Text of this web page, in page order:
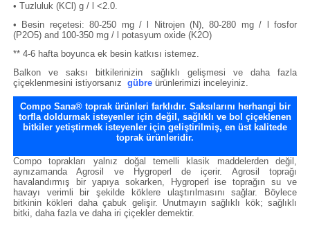
• Tuzluluk (KCl) g / l <2.0.
• Besin reçetesi: 80-250 mg / l Nitrojen (N), 80-280 mg / l fosfor
(P2O5) and 100-350 mg / l potasyum oxide (K2O)
** 4-6 hafta boyunca ek besin katkısı istemez.
Balkon ve saksı bitkilerinizin sağlıklı gelişmesi ve daha fazla
çiçeklenmesini istiyorsanız gübre ürünlerimizi inceleyiniz.
Compo Sana® toprak ürünleri farklıdır. Saksılarını herhangi bir
torfla doldurmak isteyenler için değil, sağlıklı ve bol çiçeklenen
bitkiler yetiştirmek isteyenler için geliştirilmiş, en üst kalitede
toprak ürünleridir.
Compo toprakları yalnız doğal temelli klasik maddelerden değil,
aynızamandaAgrosil ve Hygroperl de içerir. Agrosil toprağı
havalandırmış bir yapıya sokarken, Hygroperl ise toprağın su ve
havayı verimli bir şekilde köklere ulaştırılmasını sağlar. Böylece
bitkinin kökleri daha çabuk gelişir. Unutmayın sağlıklı kök; sağlıklı
bitki, daha fazla ve daha iri çiçekler demektir.